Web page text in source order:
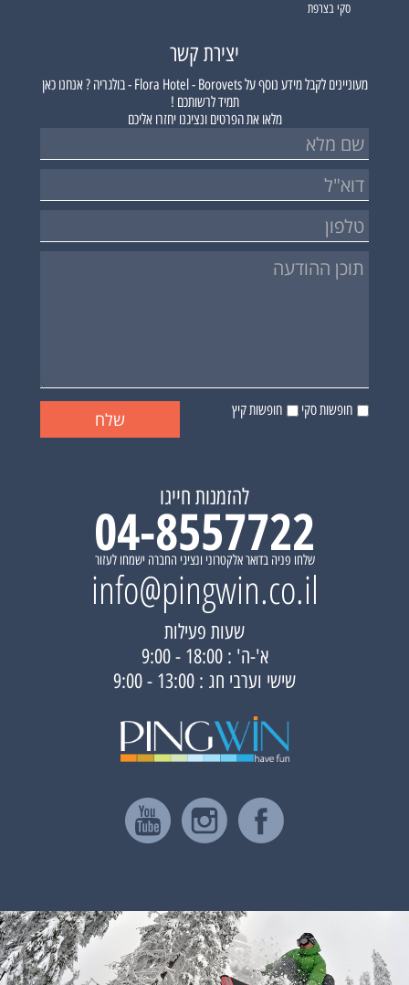
סקי בצרפת
יצירת קשר
מעוניינים לקבל מידע נוסף עלFlora Hotel - Borovets - בולגריה ?
אנחנו כאן
תמיד לרשותכם !
מלאו את הפרטים ונציגנו יחזרו אליכם
חופשות סקי חופשות קיץ
להזמנות חייגו
04-8557722
שלחו פניה בדואר אלקטרוני ונציגי החברה ישמחו לעזור
info@pingwin.co.il
שעות פעילות
א'-ה' : 18:00 - 9:00
שישי וערבי חג : 13:00 - 9:00